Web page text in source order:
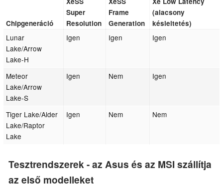
Chipgeneráció
Super
Resolution
Frame
Generation
(alacsony
késleltetés)
Lunar
Lake/Arrow
Lake-H
Igen Igen Igen
Meteor
Lake/Arrow
Lake-S
Igen Nem Igen
Tiger Lake/Alder
Lake/Raptor
Lake
Igen Nem Nem
Tesztrendszerek - az Asus és az MSI szállítja
az első modelleket